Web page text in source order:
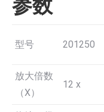
参数
型号 201250
放大倍数
（X）
12 x